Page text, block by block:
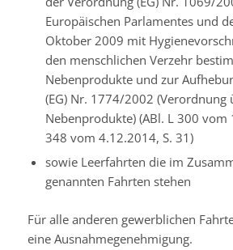
Europäischen Parlamentes und
Oktober 2009 mit
den menschlichen Verzehr
Nebenprodukte und zur
(EG) Nr. 1774/2002 (Verordnung
Nebenprodukte) (ABl. L 300 vom
348 vom 4.12.2014, S. 31)
sowie Leerfahrten die im
genannten Fahrten stehen
Für alle anderen gewerblichen
eine Ausnahmegenehmigung.